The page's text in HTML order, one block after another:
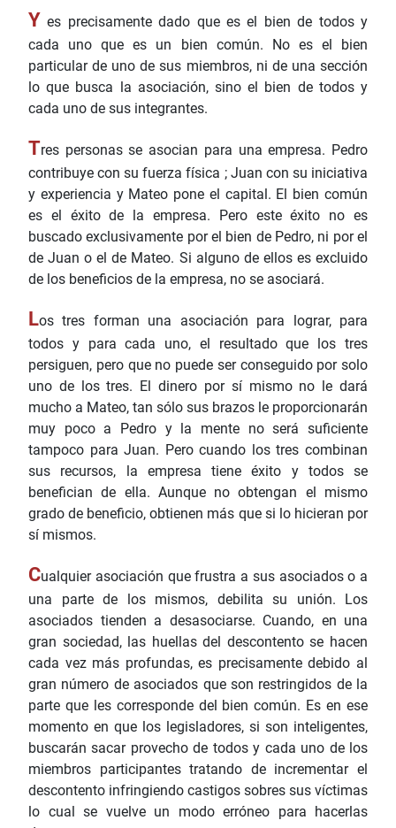
Y es precisamente dado que es el bien de todos y
cada uno que es un bien común. No es el bien
particular de uno de sus miembros, ni de una sección
lo que busca la asociación, sino el bien de todos y
cada uno de sus integrantes.
Tres personas se asocian para una empresa. Pedro
contribuye con su fuerza física ; Juan con su iniciativa
y experiencia y Mateo pone el capital. El bien común
es el éxito de la empresa. Pero este éxito no es
buscado exclusivamente por el bien de Pedro, ni por el
de Juan o el de Mateo. Si alguno de ellos es excluido
de los beneficios de la empresa, no se asociará.
Los tres forman una asociación para lograr, para
todos y para cada uno, el resultado que los tres
persiguen, pero que no puede ser conseguido por solo
uno de los tres. El dinero por sí mismo no le dará
mucho a Mateo, tan sólo sus brazos le proporcionarán
muy poco a Pedro y la mente no será suficiente
tampoco para Juan. Pero cuando los tres combinan
sus recursos, la empresa tiene éxito y todos se
benefician de ella. Aunque no obtengan el mismo
grado de beneficio, obtienen más que si lo hicieran por
sí mismos.
Cualquier asociación que frustra a sus asociados o a
una parte de los mismos, debilita su unión. Los
asociados tienden a desasociarse. Cuando, en una
gran sociedad, las huellas del descontento se hacen
cada vez más profundas, es precisamente debido al
gran número de asociados que son restringidos de la
parte que les corresponde del bien común. Es en ese
momento en que los legisladores, si son inteligentes,
buscarán sacar provecho de todos y cada uno de los
miembros participantes tratando de incrementar el
descontento infringiendo castigos sobres sus víctimas
lo cual se vuelve un modo erróneo para hacerlas